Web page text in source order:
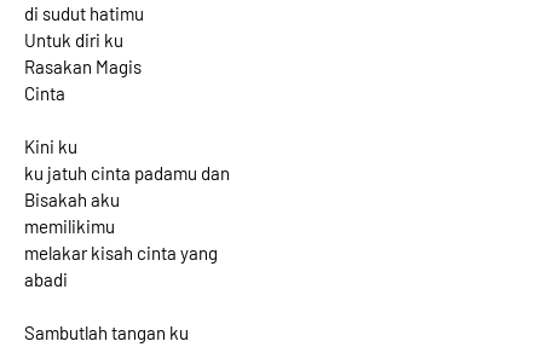
di sudut hatimu
Untuk diri ku
Rasakan Magis
Cinta
Kini ku
ku jatuh cinta padamu dan
Bisakah aku
memilikimu
melakar kisah cinta yang
abadi
Sambutlah tangan ku